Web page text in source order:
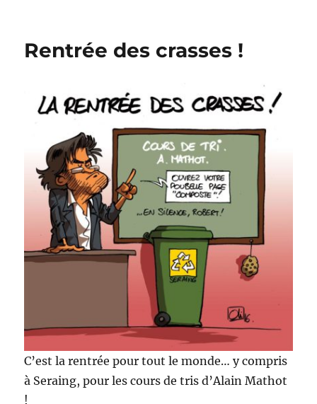
Rentrée des crasses !
C’est la rentrée pour tout le monde… y compris
à Seraing, pour les cours de tris d’Alain Mathot
!